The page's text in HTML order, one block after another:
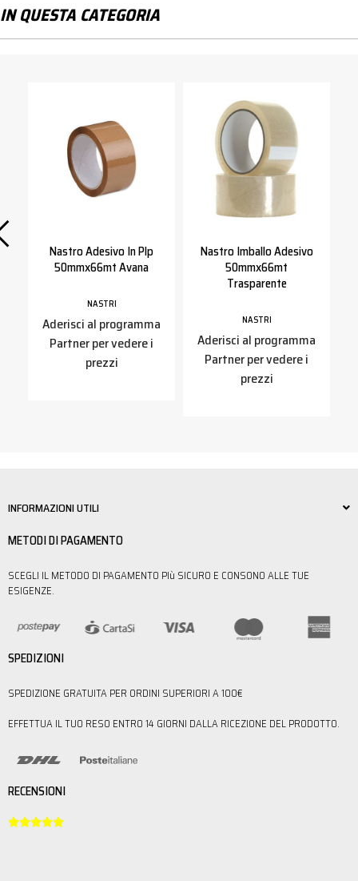
IN QUESTA CATEGORIA
Nastro Adesivo In Plp
50mmx66mt Avana
NASTRI
Aderisci al programma
Partner per vedere i
prezzi
Nastro Imballo Adesivo
50mmx66mt
Trasparente
NASTRI
Aderisci al programma
Partner per vedere i
prezzi
INFORMAZIONI UTILI
METODI DI PAGAMENTO
SCEGLI IL METODO DI PAGAMENTO PIù SICURO E CONSONO ALLE TUE
ESIGENZE.
SPEDIZIONI
SPEDIZIONE GRATUITA PER ORDINI SUPERIORI A 100€
EFFETTUA IL TUO RESO ENTRO 14 GIORNI DALLA RICEZIONE DEL PRODOTTO.
RECENSIONI
